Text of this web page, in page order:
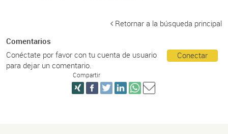
Retornar a la búsqueda principal
Comentarios
Conectar
Conéctate por favor con tu cuenta de usuario
para dejar un comentario.
Compartir